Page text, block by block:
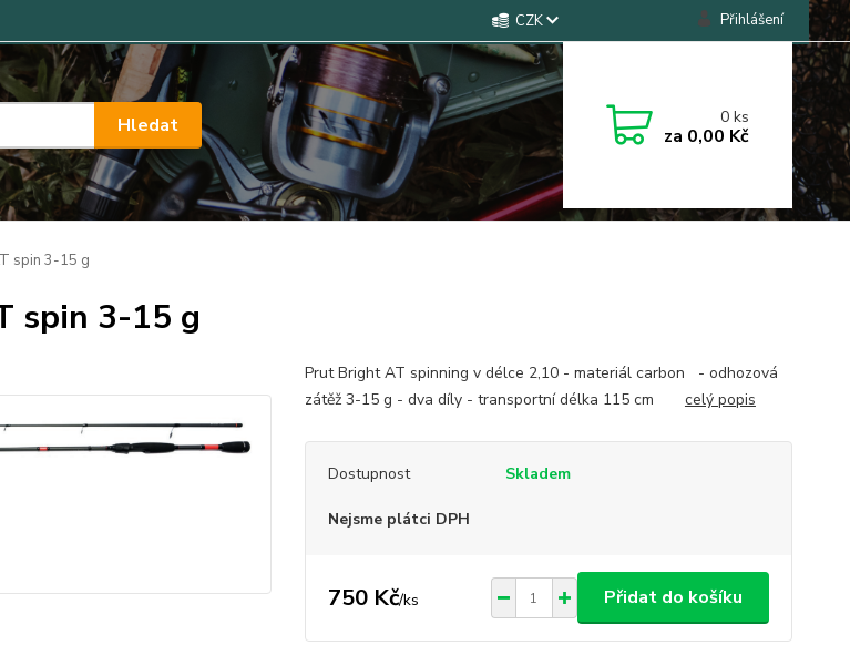
CZK Přihlášení
Hledat 0ks
za 0,00 Kč
spin 3-15 g
spin 3-15 g
Prut Bright AT spinning v délce 2,10 - materiál carbon - odhozová
zátěž 3-15 g - dva díly - transportní délka 115 cm celý popis
Dostupnost Skladem
Nejsme plátci DPH
750 Kč/ks Přidat do košíku